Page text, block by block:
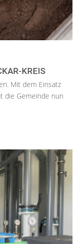
KREIS
Mit dem Einsatz
die Gemeinde nun